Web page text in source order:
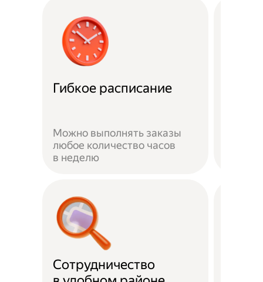
Гибкое расписание
Можно выполнять заказы
любое количество часов
в неделю
Сотрудничество